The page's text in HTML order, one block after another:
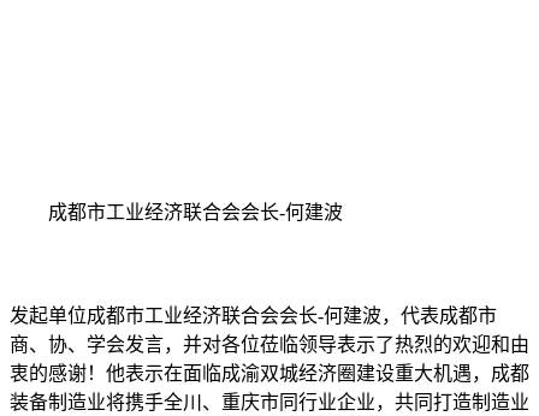
成都市工业经济联合会会长-何建波
发起单位成都市工业经济联合会会长-何建波，代表成都市
商、协、学会发言，并对各位莅临领导表示了热烈的欢迎和由
衷的感谢！他表示在面临成渝双城经济圈建设重大机遇，成都
装备制造业将携手全川、重庆市同行业企业，共同打造制造业